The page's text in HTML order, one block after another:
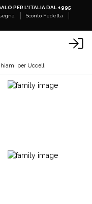
PER L'ITALIA DAL 1995
Sconto Fedeltà
per Uccelli